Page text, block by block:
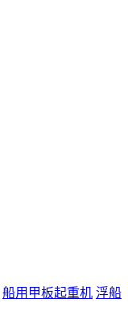
船用甲板起重机 浮船